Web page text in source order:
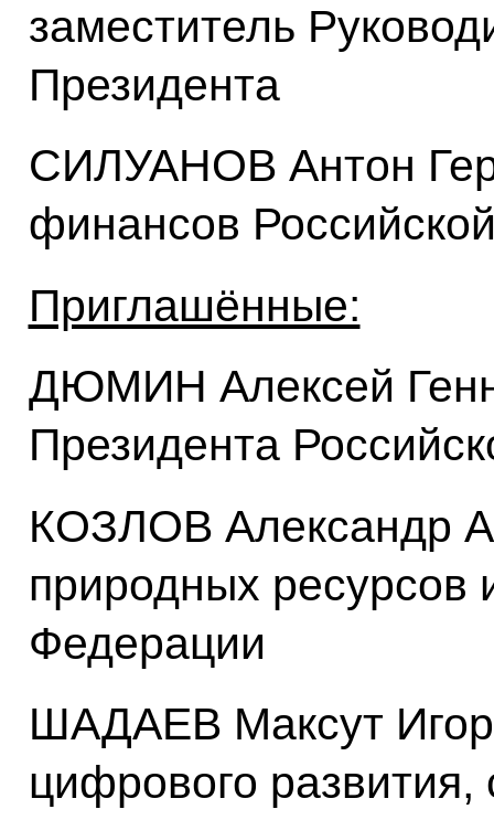
заместитель
Президента
СИЛУАНОВ Антон
финансов
Приглашённые:
ДЮМИН Алексей
Президента
КОЗЛОВ Александр
природных ресурсов
Федерации
ШАДАЕВ Максут
цифрового